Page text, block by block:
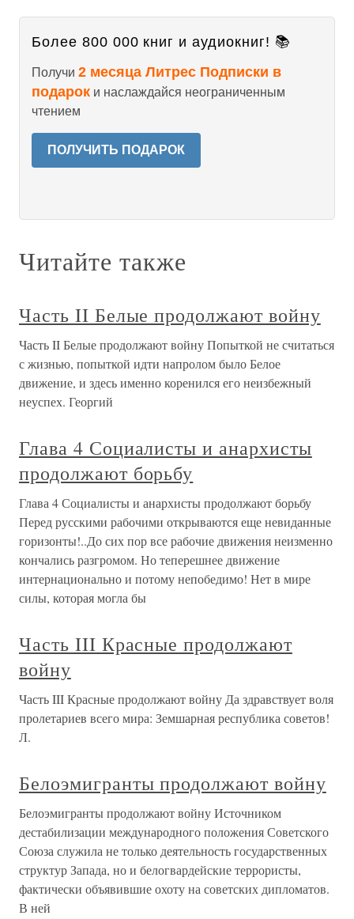
Более 800 000 книг и аудиокниг! 📚
Получи 2 месяца Литрес Подписки в
подарок и наслаждайся неограниченным
чтением
ПОЛУЧИТЬ ПОДАРОК
Читайте также
Часть II Белые продолжают войну
Часть II Белые продолжают войну Попыткой не считаться
с жизнью, попыткой идти напролом было Белое
движение, и здесь именно коренился его неизбежный
неуспех. Георгий
Глава 4 Социалисты и анархисты
продолжают борьбу
Глава 4 Социалисты и анархисты продолжают борьбу
Перед русскими рабочими открываются еще невиданные
горизонты!..До сих пор все рабочие движения неизменно
кончались разгромом. Но теперешнее движение
интернационально и потому непобедимо! Нет в мире
силы, которая могла бы
Часть III Красные продолжают
войну
Часть III Красные продолжают войну Да здравствует воля
пролетариев всего мира: Земшарная республика советов!
Л.
Белоэмигранты продолжают войну
Белоэмигранты продолжают войну Источником
дестабилизации международного положения Советского
Союза служила не только деятельность государственных
структур Запада, но и белогвардейские террористы,
фактически объявившие охоту на советских дипломатов.
В ней